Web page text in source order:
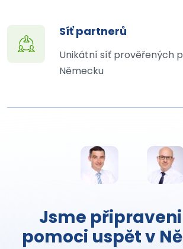
Síť partnerů
Unikátní síť prověřených
Německu
Jsme
pomoci uspět v